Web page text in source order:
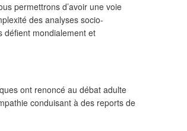
permettrons d’avoir une voie
des analyses socio-
défient mondialement et
ont renoncé au débat adulte
conduisant à des reports de